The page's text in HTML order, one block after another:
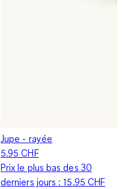
Jupe - rayée
5.95 CHF
Prix le plus bas des 30
derniers jours :15.95 CHF